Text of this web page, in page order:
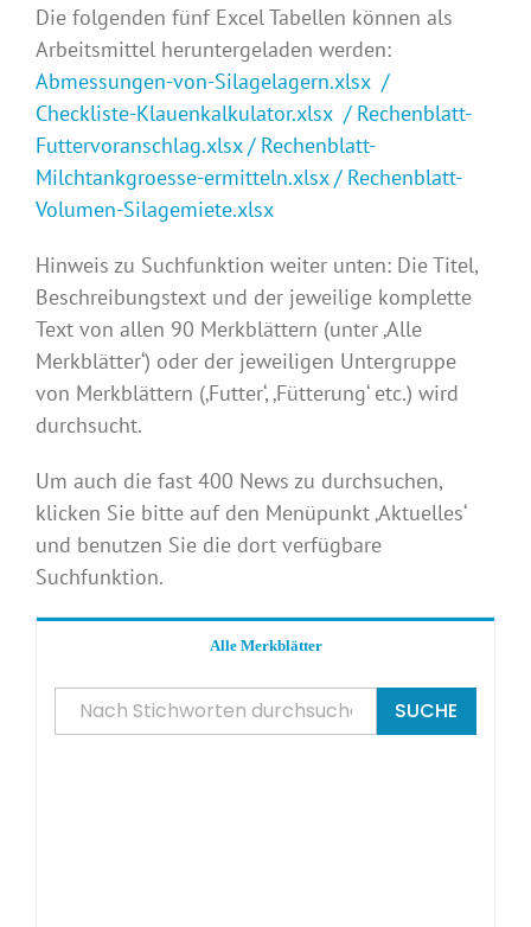
Die folgenden fünf Excel Tabellen können als
Arbeitsmittel heruntergeladen werden:
Abmessungen-von-Silagelagern.xlsx/
Checkliste-Klauenkalkulator.xlsx/ Rechenblatt-
Futtervoranschlag.xlsx/ Rechenblatt-
Milchtankgroesse-ermitteln.xlsx/ Rechenblatt-
Volumen-Silagemiete.xlsx
Hinweis zu Suchfunktion weiter unten: Die Titel,
Beschreibungstext und der jeweilige komplette
Text von allen 90 Merkblättern (unter ‚Alle
Merkblätter‘) oder der jeweiligen Untergruppe
von Merkblättern (‚Futter‘, ‚Fütterung‘ etc.) wird
durchsucht.
Um auch die fast 400 News zu durchsuchen,
klicken Sie bitte auf den Menüpunkt ‚Aktuelles‘
und benutzen Sie die dort verfügbare
Suchfunktion.
Alle Merkblätter
SUCHE